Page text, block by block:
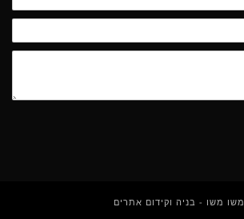
משו משו - בניה וקידום אתרים